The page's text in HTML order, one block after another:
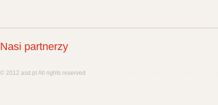
Nasi partnerzy
© 2012 asd.pl All rights reserved